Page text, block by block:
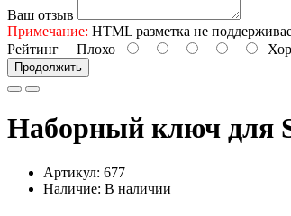
Ваш отзыв
Примечание: HTML разметка не
Рейтинг Плохо
Продолжить
Наборный ключ для
Артикул: 677
Наличие: В наличии